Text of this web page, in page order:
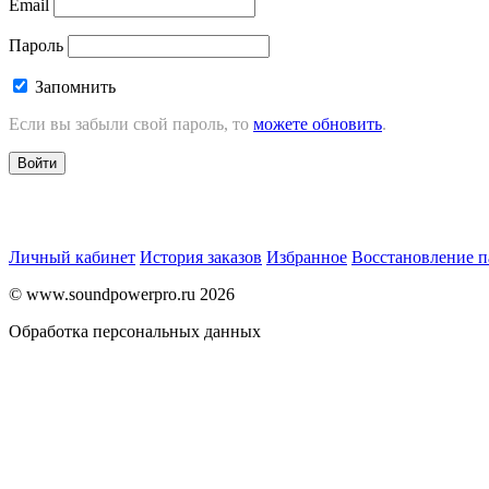
Email
Пароль
Запомнить
Если вы забыли свой пароль, то можете обновить.
Войти
Личный кабинет История заказов Избранное Восстановление
© www.soundpowerpro.ru 2026
Обработка персональных данных